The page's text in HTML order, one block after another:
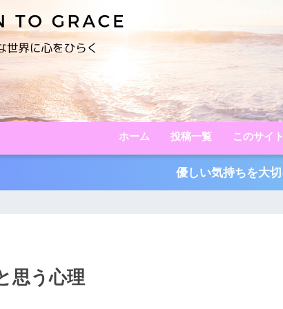
ホーム 投稿一覧 このサイ
優しい気持ちを大
思う心理